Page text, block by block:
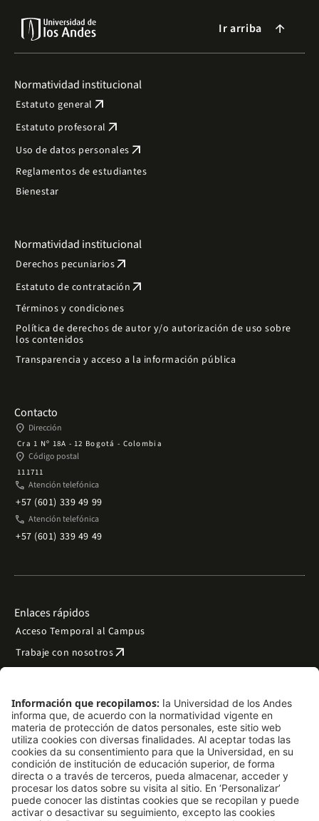
Ir arriba arrow_forward
Normatividad institucional
Estatuto general arrow_outward
Estatuto profesoral arrow_outward
Uso de datos personales arrow_outward
Reglamentos de estudiantes
Bienestar
Normatividad institucional
Derechos pecuniariosarrow_outward
Estatuto de contratación arrow_outward
Términos y condiciones
Política de derechos de autor y/o autorización de uso sobre
los contenidos
Transparencia y acceso a la información pública
Contacto
place Dirección
Cra 1 Nº 18A - 12 Bogotá - Colombia
place Código postal
111711
phone Atención telefónica
+57 (601) 339 49 99
phone Atención telefónica
+57 (601) 339 49 49
Enlaces rápidos
Acceso Temporal al Campus
Trabaje con nosotrosarrow_outward
Preguntas frecuentes
Filantropía y donacionesarrow_outward
Mapa del sitio arrow_outward
Síguenos
LinkedIn